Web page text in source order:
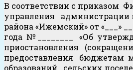
В соответствии с приказом
управления администрации
района «Ижемский» от «___»
года № ________ «Об
приостановления
предоставления бюджетам
образований сельских